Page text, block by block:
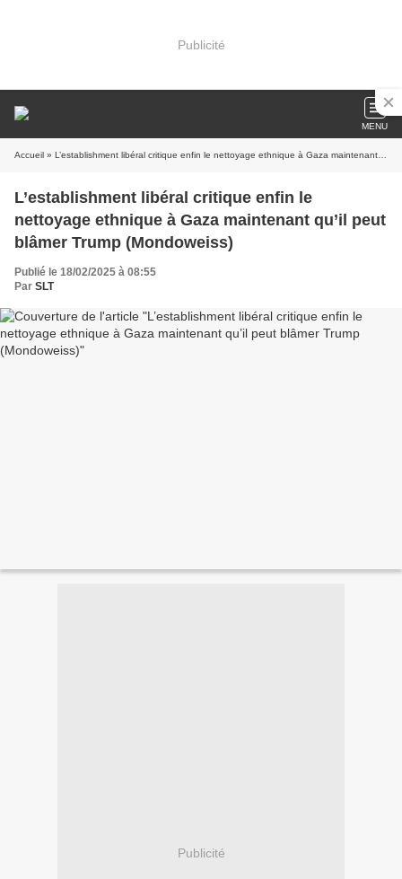
Publicité
MENU
Accueil » L’establishment libéral critique enfin le nettoyage ethnique à Gaza maintenant qu’il peut blâmer Trump (Mondoweiss)
L’establishment libéral critique enfin le
nettoyage ethnique à Gaza maintenant qu’il peut
blâmer Trump (Mondoweiss)
Publié le 18/02/2025 à 08:55
Par SLT
Publicité